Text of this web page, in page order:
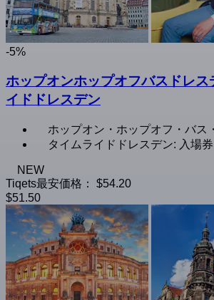
-5%
ホップオンホップオフバスドレス
イドドレスデン
ホップオン・ホップオフ・バス
タイムライドドレスデン: 入場券
NEW
Tiqets最安価格：
$54.20
$51.50